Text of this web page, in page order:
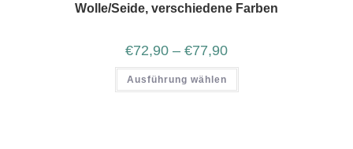
Wolle/Seide, verschiedene Farben
€72,90 – €77,90
Ausführung wählen